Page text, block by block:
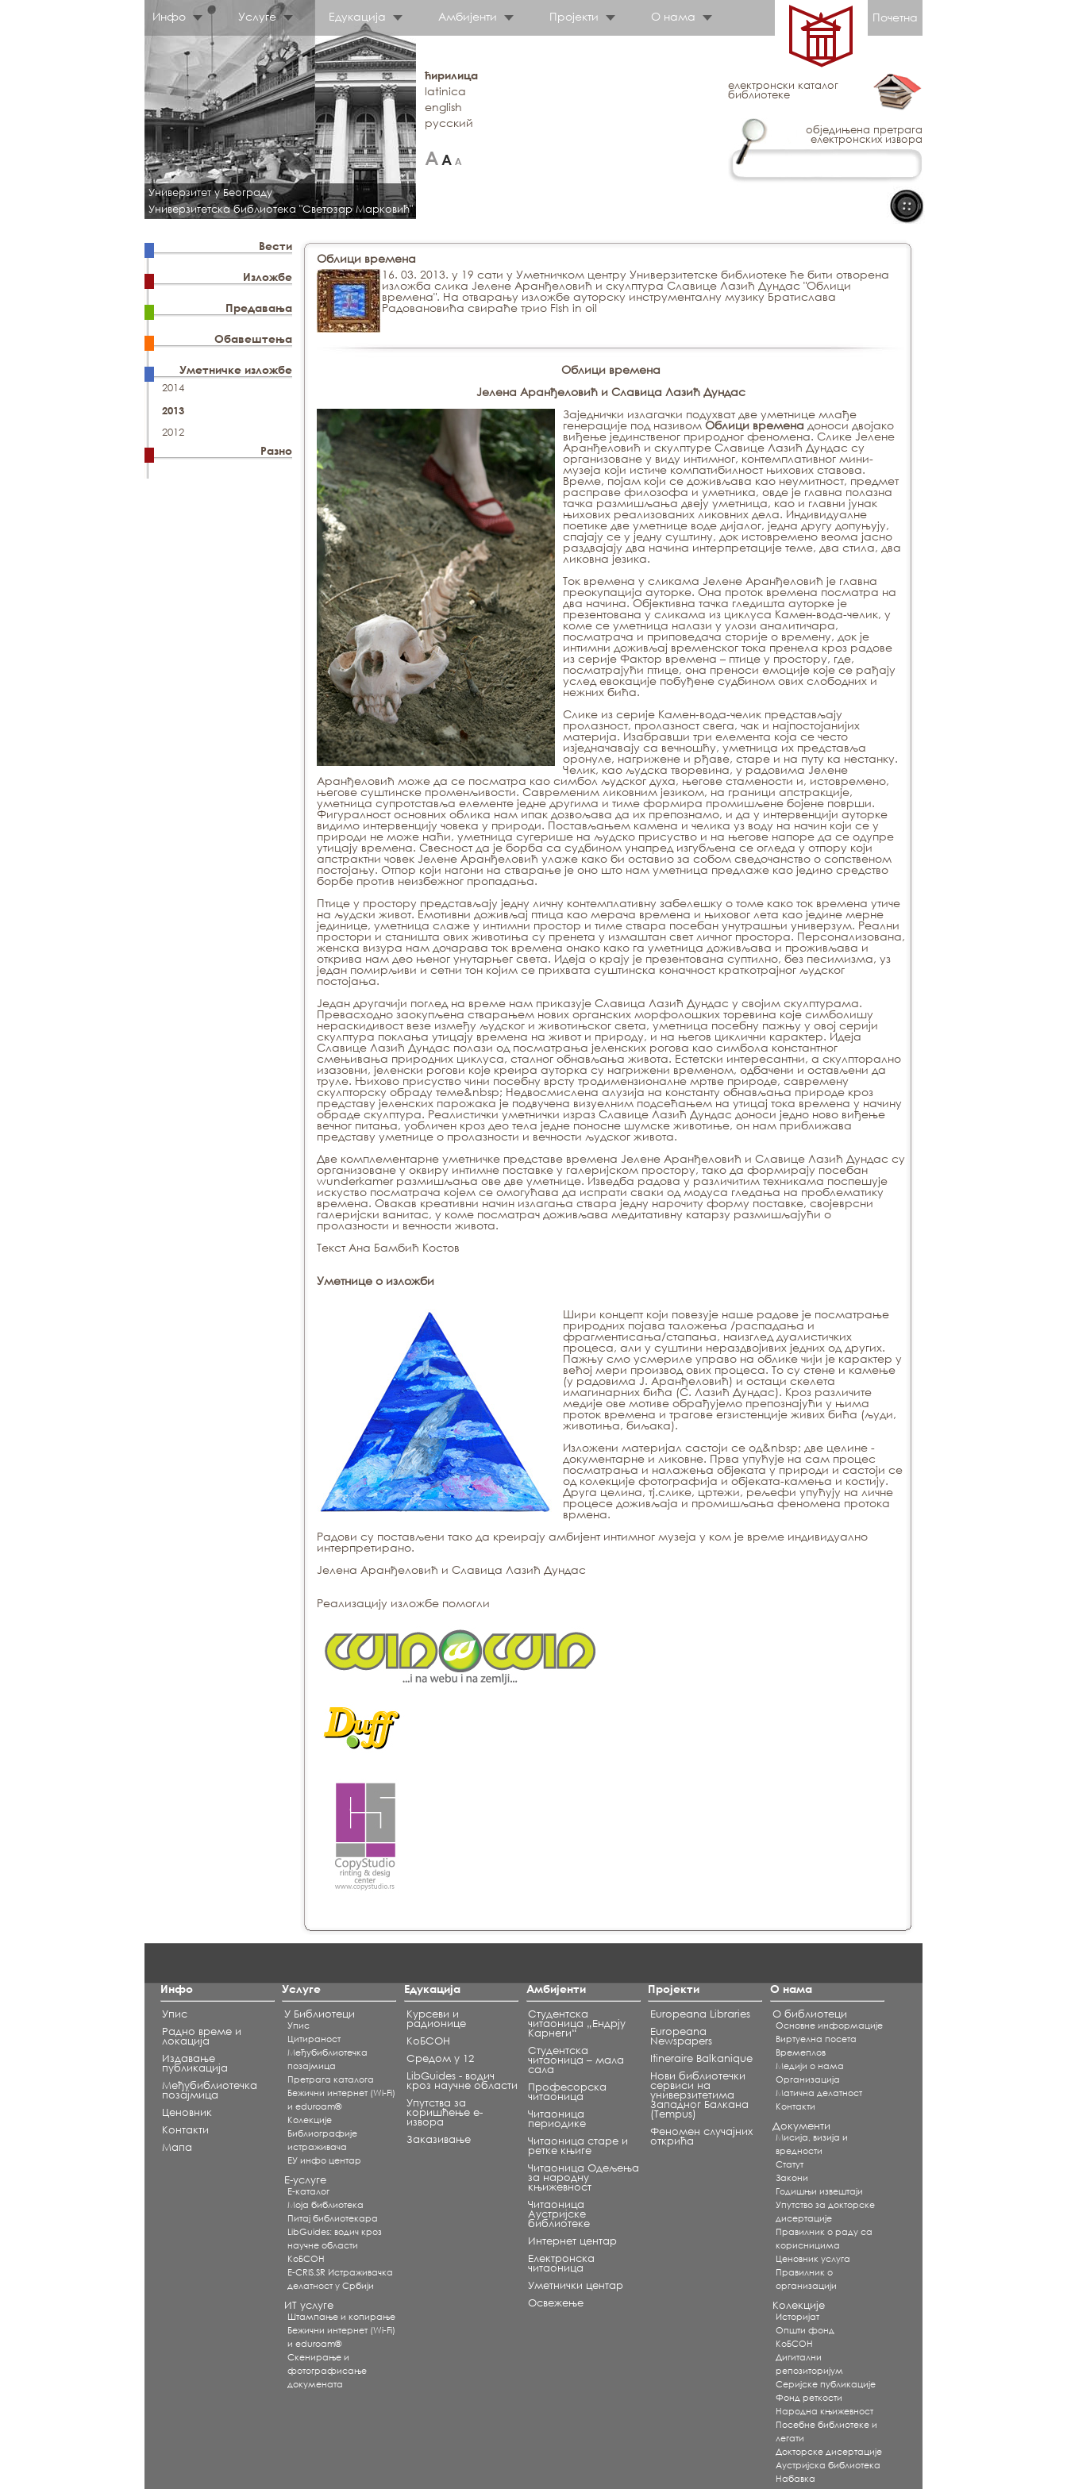
Инфо Услуге Едукација Амбијенти Пројекти О нама Почетна
Универзитет у Београду
Универзитетска библиотека "Светозар Марковић"
ћирилица
latinica
english
русский
електронски каталог
библиотеке
обједињена претрага
електронских извора
Вести
Изложбе
Предавања
Обавештења
Уметничке изложбе
2014
2013
2012
Разно
Облици времена
16. 03. 2013. у 19 сати у Уметничком центру Универзитетске библиотеке ће бити отворена
изложба слика Јелене Аранђеловић и скулптура Славице Лазић Дундас "Облици
времена". На отварању изложбе ауторску инструменталну музику Братислава
Радовановића свираће трио Fish in oil
Облици времена
Јелена Аранђеловић и Славица Лазић Дундас
Заједнички излагачки подухват две уметнице млађе
генерације под називом Облици времена доноси двојако
виђење јединственог природног феномена. Слике Јелене
Аранђеловић и скулптуре Славице Лазић Дундас су
организоване у виду интимног, контемплативног мини-
музеја који истиче компатибилност њихових ставова.
Време, појам који се доживљава као неумитност, предмет
расправе филозофа и уметника, овде је главна полазна
тачка размишљања двеју уметница, као и главни јунак
њихових реализованих ликовних дела. Индивидуалне
поетике две уметнице воде дијалог, једна другу допуњују,
спајају се у једну суштину, док истовремено веома јасно
раздвајају два начина интерпретације теме, два стила, два
ликовна језика.
Ток времена у сликама Јелене Аранђеловић је главна
преокупација ауторке. Она проток времена посматра на
два начина. Објективна тачка гледишта ауторке је
презентована у сликама из циклуса Камен-вода-челик, у
коме се уметница налази у улози аналитичара,
посматрача и приповедача сторије о времену, док је
интимни доживљај временског тока пренела кроз радове
из серијеФактор времена – птице у простору, где,
посматрајући птице, она преноси емоције које се рађају
услед евокације побуђене судбином ових слободних и
нежних бића.
Слике из серије Камен-вода-челикпредстављају
пролазност, пролазност свега, чак и најпостојанијих
материја. Изабравши три елемента која се често
изједначавају са вечношћу, уметница их представља
оронуле, нагрижене и рђаве, старе и на путу ка нестанку.
Челик, као људска творевина, у радовима Јелене
Аранђеловић може да се посматра као симбол људског духа, његове стамености и, истовремено,
његове суштинске променљивости. Савременим ликовним језиком, на граници апстракције,
уметница супротставља елементе једне другима и тиме формира промишљене бојене површи.
Фигуралност основних облика нам ипак дозвољава да их препознамо, и да у интервенцији ауторке
видимо интервенцију човека у природи. Постављањем камена и челика уз воду на начин који се у
природи не може наћи, уметница сугерише на људско присуство и на његове напоре да се одупре
утицају времена. Свесност да је борба са судбином унапред изгубљена се огледа у отпору који
апстрактни човек Јелене Аранђеловић улаже како би оставио за собом сведочанство о сопственом
постојању. Отпор који нагони на стварање је оно што нам уметница предлаже као једино средство
борбе против неизбежног пропадања.
Птице у простору представљају једну личну контемплативну забелешку о томе како ток времена утиче
на људски живот. Емотивни доживљај птица као мерача времена и њиховог лета као једине мерне
јединице, уметница слаже у интимни простор и тиме ствара посебан унутрашњи универзум. Реални
простори и станишта ових животиња су пренета у измаштан свет личног простора. Персонализована,
женска визура нам дочарава ток времена онако како га уметница доживљава и проживљава и
открива нам део њеног унутарњег света. Идеја о крају је презентована суптилно, без песимизма, уз
један помирљиви и сетни тон којим се прихвата суштинска коначност краткотрајног људског
постојања.
Један другачији поглед на време нам приказује Славица Лазић Дундас у својим скулптурама.
Превасходно заокупљена стварањем нових органских морфолошких торевина које симболишу
нераскидивост везе између људског и животињског света, уметница посебну пажњу у овој серији
скулптура поклања утицају времена на живот и природу, и на његов циклични карактер. Идеја
Славице Лазић Дундас полази од посматрања јеленских рогова као симбола константног
смењивања природних циклуса, сталног обнављања живота. Естетски интересантни, а скулпторално
изазовни, јеленски рогови које креира ауторка су нагрижени временом, одбачени и остављени да
труле. Њихово присуство чини посебну врсту тродимензионалне мртве природе, савремену
скулпторску обраду теме&nbsp; Недвосмислена алузија на константу обнављања природе кроз
представу јеленских парожака је подвучена визуелним подсећањем на утицај тока времена у начину
обраде скулптура. Реалистички уметнички израз Славице Лазић Дундас доноси једно ново виђење
вечног питања, уобличен кроз део тела једне поносне шумске животиње, он нам приближава
представу уметнице о пролазности и вечности људског живота.
Две комплементарне уметничке представе времена Јелене Аранђеловић и Славице Лазић Дундас су
организоване у оквиру интимне поставке у галеријском простору, тако да формирају посебан
wunderkamer размишљања ове две уметнице. Изведба радова у различитим техникама поспешује
искуство посматрача којем се омогућава да испрати сваки од модуса гледања на проблематику
времена. Овакав креативни начин излагања ствара једну нарочиту форму поставке, својеврсни
галеријски ванитас, у коме посматрач доживљава медитативну катарзу размишљајући о
пролазности и вечности живота.
Текст Ана Бамбић Костов
Уметнице о изложби
Шири концепт који повезује наше радове је посматрање
природних појава таложења /распадања и
фрагментисања/стапања, наизглед дуалистичких
процеса, али у суштини нераздвојивих једних од других.
Пажњу смо усмериле управо на облике чији је карактер у
већој мери производ ових процеса. То су стене и камење
(у радовима Ј. Аранђеловић) и остаци скелета
имагинарних бића (С. Лазић Дундас). Кроз различите
медије ове мотиве обрађујемо препознајући у њима
проток времена и трагове егзистенције живих бића (људи,
животиња, биљака).
Изложени материјал састоји се од&nbsp; две целине -
документарне и ликовне. Прва упућује на сам процес
посматрања и налажења објеката у природи и састоји се
од колекције фотографија и објеката-камења и костију.
Друга целина, тј.слике, цртежи, рељефи упућују на личне
процесе доживљаја и промишљања феномена протока
врмена.
Радови су постављени тако да креирају амбијент интимног музеја у ком је време индивидуално
интерпретирано.
Јеленa Аранђеловић и Славицa Лазић Дундас
Реализацију изложбе помогли
Инфо
Упис
Радно време и
локација
Издавање
публикација
Међубиблиотечка
позајмица
Ценовник
Контакти
Мапа
Услуге
У Библиотеци
Упис
Цитираност
Међубиблиотечка
позајмица
Претрага каталога
Бежични интернет (Wi-Fi)
и eduroam®
Koлекције
Библиографије
истраживача
ЕУ инфо центар
Е-услуге
Е-каталог
Моја библиотека
Питај библиотекара
LibGuides: водич кроз
научне области
КоБСОН
E-CRIS.SR Истраживачка
делатност у Србији
ИТ услуге
Штампање и копирање
Бежични интернет (Wi-Fi)
и eduroam®
Скенирање и
фотографисање
докумената
Едукација
Курсеви и
радионице
КоБСОН
Средом у 12
LibGuides - водич
кроз научне области
Упутства за
коришћење е-
извора
Заказивање
Амбијенти
Студентска
читаоница „Ендрју
Карнеги“
Студентска
читаоница – мала
сала
Професорска
читаоница
Читаоница
периодике
Читаоница старе и
ретке књиге
Читаоница Одељења
за народну
књижевност
Читаоница
Аустријске
библиотеке
Интернет центар
Електронска
читаоница
Уметнички центар
Освежење
Пројекти
Europeana Libraries
Europeana
Newspapers
Itineraire Balkanique
Нови библиотечки
сервиси на
универзитетима
Западног Балкана
(Tempus)
Феномен случајних
открића
О нама
О библиотеци
Основне информације
Виртуелна посета
Времеплов
Медији о нама
Организација
Матична делатност
Контакти
Документи
Мисија, визија и
вредности
Статут
Закони
Годишњи извештаји
Упутство за докторске
дисертације
Правилник о раду са
корисницима
Ценовник услуга
Правилник о
организацији
Колекције
Историјат
Општи фонд
КоБСОН
Дигитални
репозиторијум
Серијске публикације
Фонд реткости
Народна књижевност
Посебне библиотеке и
легати
Докторске дисертације
Аустријска библиотека
Набавка